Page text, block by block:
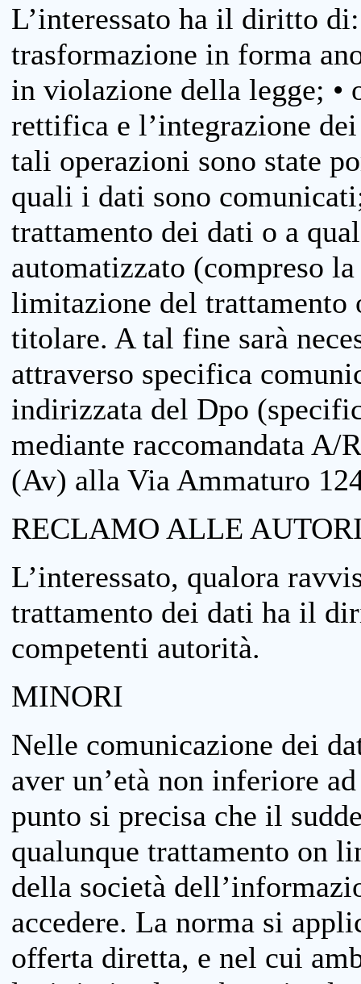
L’interessato ha il diritto
trasformazione in forma
in violazione della legge; •
rettifica e l’integrazione
tali operazioni sono state
quali i dati sono
trattamento dei dati o a
automatizzato (compreso
limitazione del trattamento
titolare. A tal fine sarà
attraverso specifica
indirizzata del Dpo
mediante raccomandata
(Av) alla Via Ammaturo
RECLAMO ALLE
L’interessato, qualora
trattamento dei dati ha il
competenti autorità.
MINORI
Nelle comunicazione dei
aver un’età non inferiore
punto si precisa che il
qualunque trattamento on
della società
accedere. La norma si
offerta diretta, e nel cui